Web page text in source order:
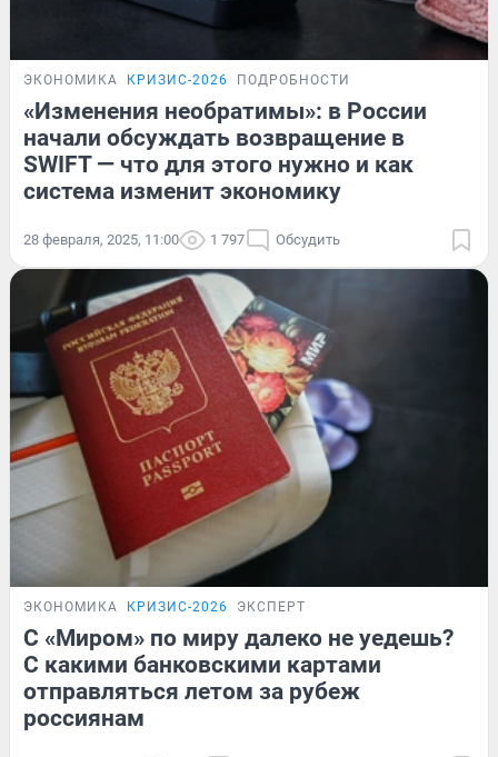
ЭКОНОМИКА КРИЗИС-2026 ПОДРОБНОСТИ
«Изменения необратимы»: в России
начали обсуждать возвращение в
SWIFT — что для этого нужно и как
система изменит экономику
28 февраля, 2025, 11:00 1 797 Обсудить
ЭКОНОМИКА КРИЗИС-2026 ЭКСПЕРТ
C «Миром» по миру далеко не уедешь?
С какими банковскими картами
отправляться летом за рубеж
россиянам